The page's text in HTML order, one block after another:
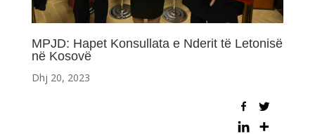
MPJD: Hapet Konsullata e Nderit të Letonisë
në Kosovë
Dhj 20, 2023